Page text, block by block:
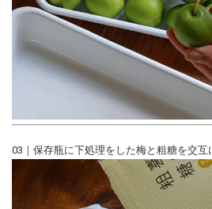
03｜保存瓶に下処理をした梅と粗糖を交互